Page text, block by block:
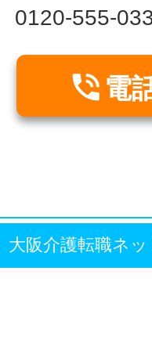
0120-555-
 電
大阪介護転職ネッ